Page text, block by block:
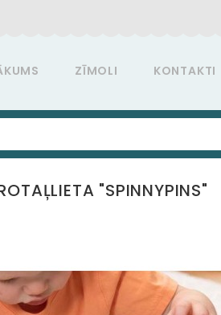
ZĪMOLI KONTAKTI
"SPINNYPINS"